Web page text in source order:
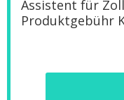
Assistent für
Produktgebühr